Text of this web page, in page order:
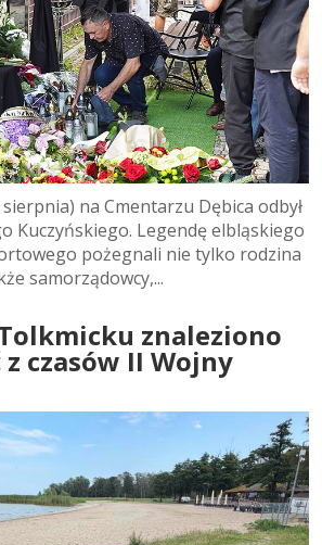
sierpnia) na Cmentarzu Dębica odbył
Kuczyńskiego. Legendę elbląskiego
pożegnali nie tylko rodzina
samorządowcy,...
znaleziono
z czasów II Wojny